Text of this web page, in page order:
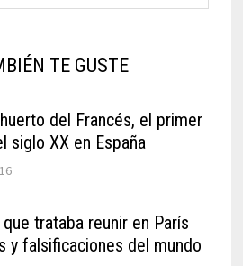
TE GUSTE
del Francés, el primer
siglo XX en España
trataba reunir en París
y falsificaciones del mundo